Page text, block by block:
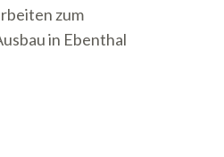
zum
in Ebenthal